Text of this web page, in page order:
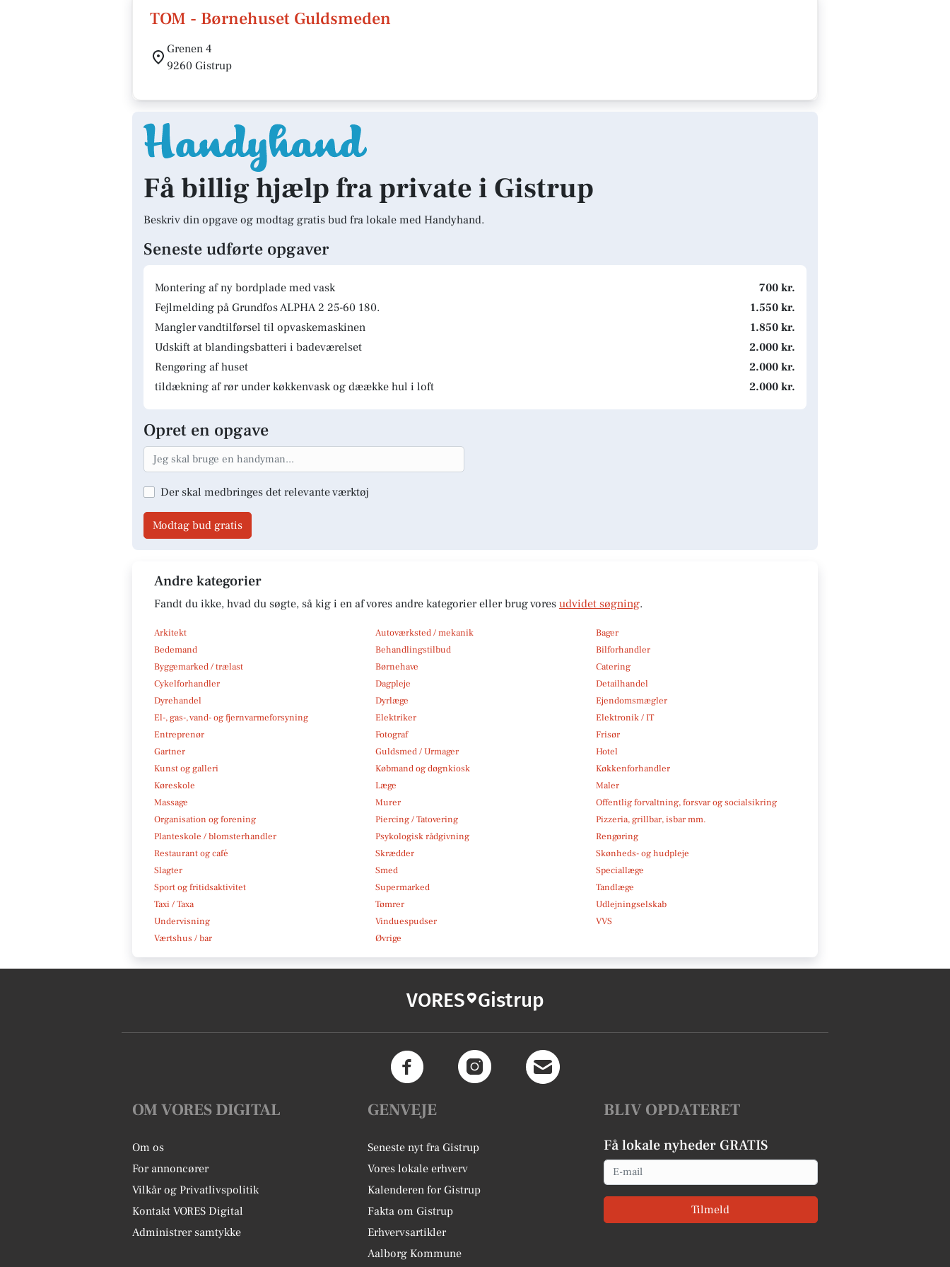
TOM - Børnehuset Guldsmeden
Grenen 4
9260 Gistrup
Få billig hjælp fra private i Gistrup
Beskriv din opgave og modtag gratis bud fra lokale med Handyhand.
Seneste udførte opgaver
Montering af ny bordplade med vask
700 kr.
Fejlmelding på Grundfos ALPHA 2 25-60 180.
1.550 kr.
Mangler vandtilførsel til opvaskemaskinen
1.850 kr.
Udskift at blandingsbatteri i badeværelset
2.000 kr.
Rengøring af huset
2.000 kr.
tildækning af rør under køkkenvask og dæække hul i loft
2.000 kr.
Opret en opgave
Der skal medbringes det relevante værktøj
Modtag bud gratis
Andre kategorier
Fandt du ikke, hvad du søgte, så kig i en af vores andre kategorier eller brug vores udvidet søgning.
Arkitekt Autoværksted / mekanik
Bager
Bedemand
Behandlingstilbud
Bilforhandler
Byggemarked / trælast
Børnehave
Catering
Cykelforhandler
Dagpleje
Detailhandel
Dyrehandel
Dyrlæge
Ejendomsmægler
El-, gas-, vand- og fjernvarmeforsyning
Elektriker
Elektronik / IT
Entreprenør
Fotograf
Frisør
Gartner
Guldsmed / Urmager
Hotel
Kunst og galleri
Købmand og døgnkiosk
Køkkenforhandler
Køreskole
Læge
Maler
Massage
Murer
Offentlig forvaltning, forsvar og socialsikring
Organisation og forening
Piercing / Tatovering
Pizzeria, grillbar, isbar mm.
Planteskole / blomsterhandler
Psykologisk rådgivning
Rengøring
Restaurant og café
Skrædder
Skønheds- og hudpleje
Slagter
Smed
Speciallæge
Sport og fritidsaktivitet
Supermarked
Tandlæge
Taxi / Taxa
Tømrer
Udlejningselskab
Undervisning
Vinduespudser
VVS
Værtshus / bar
Øvrige
VORES Gistrup
OM VORES DIGITAL
Om os
For annoncører
Vilkår og Privatlivspolitik
Kontakt VORES Digital
Administrer samtykke
GENVEJE
Seneste nyt fra Gistrup
Vores lokale erhverv
Kalenderen for Gistrup
Fakta om Gistrup
Erhvervsartikler
Aalborg Kommune
BLIV OPDATERET
Få lokale nyheder GRATIS
Email
Tilmeld